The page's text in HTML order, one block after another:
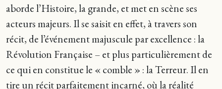
aborde l’Histoire, la grande, et met en scène ses
acteurs majeurs. Il se saisit en effet, à travers son
récit, de l’événement majuscule par excellence : la
Révolution Française – et plus particulièrement de
ce qui en constitue le « comble » : la Terreur. Il en
tire un récit parfaitement incarné, où la réalité